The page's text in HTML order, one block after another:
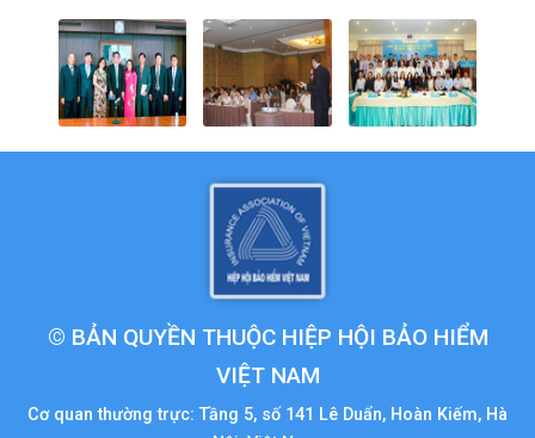
© BẢN QUYỀN THUỘC HIỆP HỘI BẢO HIỂM
VIỆT NAM
Cơ quan thường trực: Tầng 5, số 141 Lê Duẩn, Hoàn Kiếm, Hà